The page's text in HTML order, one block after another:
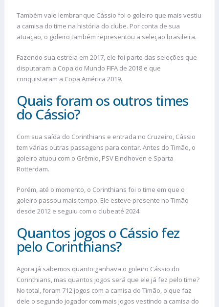
Também vale lembrar que Cássio foi o goleiro que mais vestiu
a camisa do time na história do clube. Por conta de sua
atuação, o goleiro também representou a seleção brasileira.
Fazendo sua estreia em 2017, ele foi parte das seleções que
disputaram a Copa do Mundo FIFA de 2018 e que
conquistaram a Copa América 2019.
Quais foram os outros times
do Cássio?
Com sua saída do Corinthians e entrada no Cruzeiro, Cássio
tem várias outras passagens para contar. Antes do Timão, o
goleiro atuou com o Grêmio, PSV Eindhoven e Sparta
Rotterdam.
Porém, até o momento, o Corinthians foi o time em que o
goleiro passou mais tempo. Ele esteve presente no Timão
desde 2012 e seguiu com o clubeaté 2024.
Quantos jogos o Cássio fez
pelo Corinthians?
Agora já sabemos quanto ganhava o goleiro Cássio do
Corinthians, mas quantos jogos será que ele já fez pelo time?
No total, foram 712 jogos com a camisa do Timão, o que faz
dele o segundo jogador com mais jogos vestindo a camisa do